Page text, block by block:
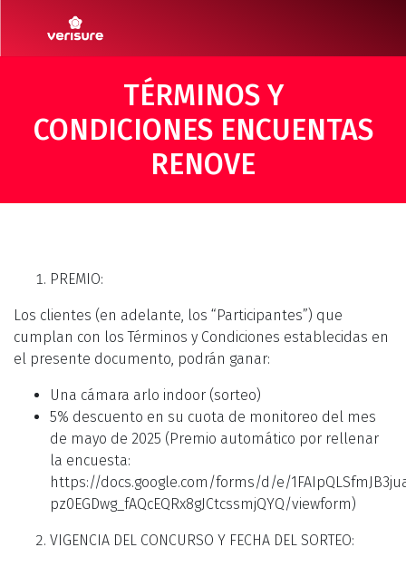
TÉRMINOS Y
CONDICIONES ENCUENTAS
RENOVE
PREMIO:
Los clientes (en adelante, los “Participantes”) que
cumplan con los Términos y Condiciones establecidas en
el presente documento, podrán ganar:
Una cámara arlo indoor (sorteo)
5% descuento en su cuota de monitoreo del mes
de mayo de 2025 (Premio automático por rellenar
la encuesta:
https://docs.google.com/forms/d/e/
pz0EGDwg_fAQcEQRx8gJCtcssmjQYQ/viewform)
VIGENCIA DEL CONCURSO Y FECHA DEL SORTEO: